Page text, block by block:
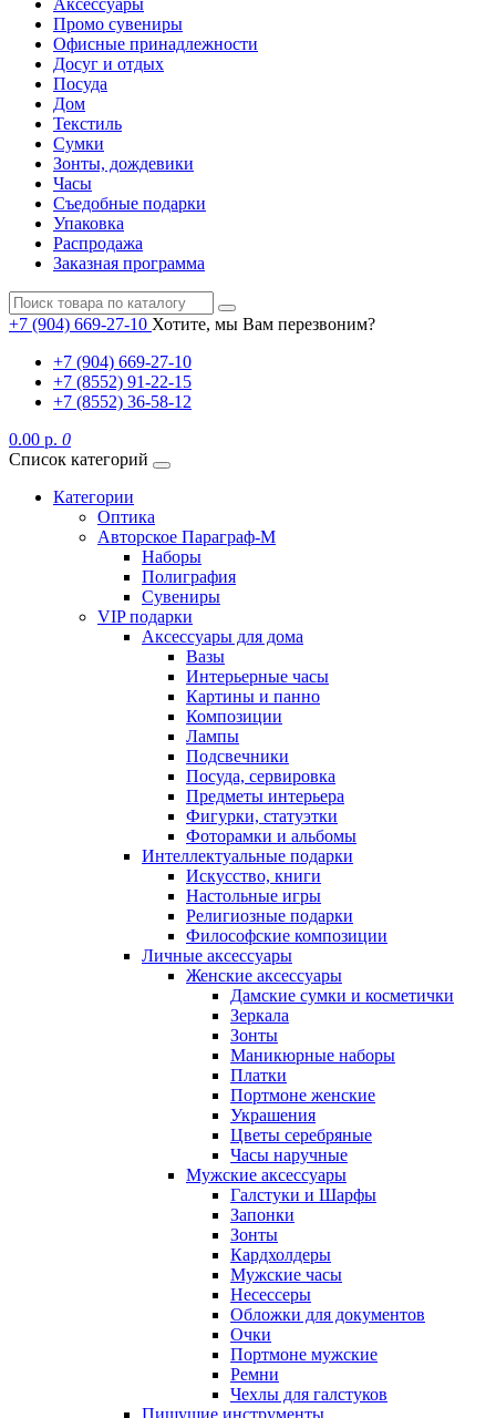
Аксессуары
Промо сувениры
Офисные принадлежности
Досуг и отдых
Посуда
Дом
Текстиль
Сумки
Зонты, дождевики
Часы
Съедобные подарки
Упаковка
Распродажа
Заказная программа
+7 (904) 669-27-10 Хотите, мы Вам перезвоним?
+7 (904) 669-27-10
+7 (8552) 91-22-15
+7 (8552) 36-58-12
0.00 р. 0
Список категорий
Категории
Оптика
Авторское Параграф-М
Наборы
Полиграфия
Сувениры
VIP подарки
Аксессуары для дома
Вазы
Интерьерные часы
Картины и панно
Композиции
Лампы
Подсвечники
Посуда, сервировка
Предметы интерьера
Фигурки, статуэтки
Фоторамки и альбомы
Интеллектуальные подарки
Искусство, книги
Настольные игры
Религиозные подарки
Философские композиции
Личные аксессуары
Женские аксессуары
Дамские сумки и косметички
Зеркала
Зонты
Маникюрные наборы
Платки
Портмоне женские
Украшения
Цветы серебряные
Часы наручные
Мужские аксессуары
Галстуки и Шарфы
Запонки
Зонты
Кардхолдеры
Мужские часы
Несессеры
Обложки для документов
Очки
Портмоне мужские
Ремни
Чехлы для галстуков
Пишущие инструменты